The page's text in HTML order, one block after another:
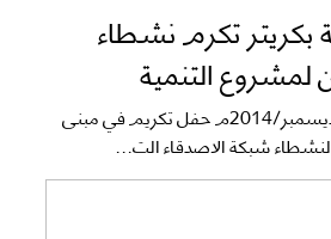
بكريتر تكرم نشطاء
لمشروع التنمية
اقيم اليوم الأحد 14/ديسمبر/2014م حفل تكريم في مبنى
لنشطاء شبكة الاصدقاء الت...